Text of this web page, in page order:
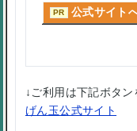
PR 公式サイト
↓ご利用は下記ボタン
げん玉公式サイト